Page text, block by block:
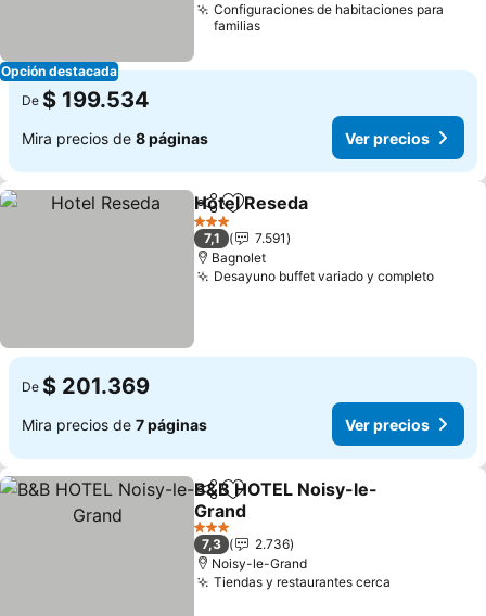
Opción destacada
Configuraciones de habitaciones para
familias
De $ 199.534
Mira precios de 8 páginas Ver precios
CompartirAgregar a favoritos
Hotel Reseda
3 Estrellas
7,1
7.591
Bagnolet
Desayuno buffet variado y completoVer
De $ 201.369
Mira precios de 7 páginas Ver precios
CompartirAgregar a favoritos
B&B HOTEL Noisy-le-
Grand
Ver precios
3 Estrellas
7,3
2.736
Noisy-le-Grand
Tiendas y restaurantes cerca